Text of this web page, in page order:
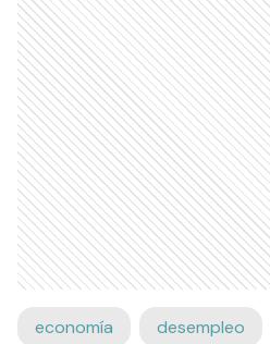
economía desempleo